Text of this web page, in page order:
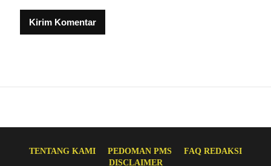
TENTANG KAMI PEDOMAN PMS
FAQ REDAKSI
DISCLAIMER